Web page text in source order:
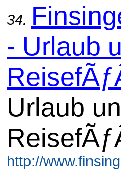
34.
- Urlaub
Urlaub
http://